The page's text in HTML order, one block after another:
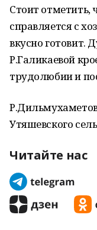
Стоит отметить,
справляется с
вкусно готовит.
Р.Галикаевой
трудолюбии и
Утяшевского
Читайте нас